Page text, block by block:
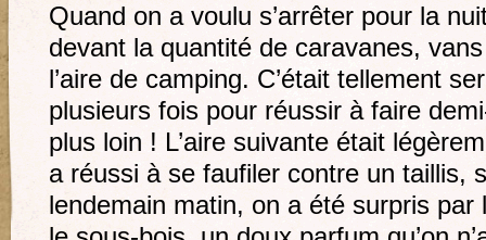
Quand on a voulu s’arrêter pour la
devant la quantité de caravanes,
l’aire de camping. C’était tellement
plusieurs fois pour réussir à faire
plus loin ! L’aire suivante était
a réussi à se faufiler contre un taillis,
lendemain matin, on a été surpris par